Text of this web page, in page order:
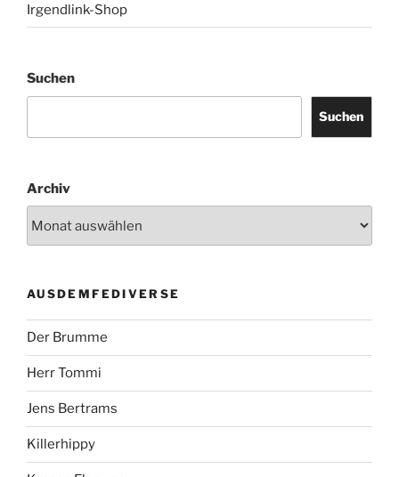
Irgendlink-Shop
Suchen
Suchen
Archiv
AUSDEMFEDIVERSE
Der Brumme
Herr Tommi
Jens Bertrams
Killerhippy